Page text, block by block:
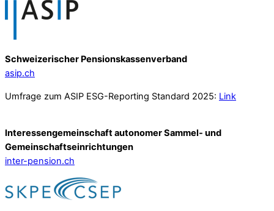
Schweizerischer Pensionskassenverband
asip.ch
Umfrage zum ASIP ESG-Reporting Standard 2025: Link
Interessengemeinschaft autonomer Sammel- und
Gemeinschafts­einrichtungen
inter-pension.ch